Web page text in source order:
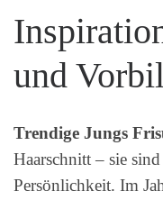
und
Trendige Jungs
Haarschnitt – sie
Persönlichkeit. Im